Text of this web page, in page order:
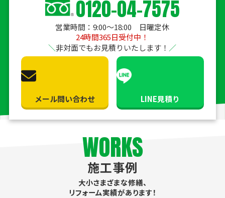
0120-04-7575
営業時間：9:00〜18:00 日曜定休
24時間365日受付中！
非対面でもお見積りいたします！
メール問い合わせ LINE見積り
WORKS
施工事例
大小さまざまな修繕、
リフォーム実績があります！